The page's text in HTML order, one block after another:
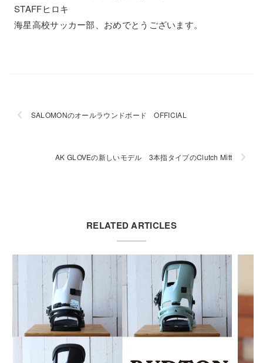
STAFFヒロキ
海星高校サッカー部、おめでとうございます。
SALOMONのオールラウンドボード OFFICIAL
AK GLOVEの新しいモデル 3本指タイプのClutch Mitt
RELATED ARTICLES